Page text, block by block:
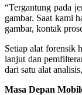
“Tergantung pada
gambar. Saat kami
gambar, kontak
Setiap alat forensik
lanjut dan
dari satu alat
Masa Depan